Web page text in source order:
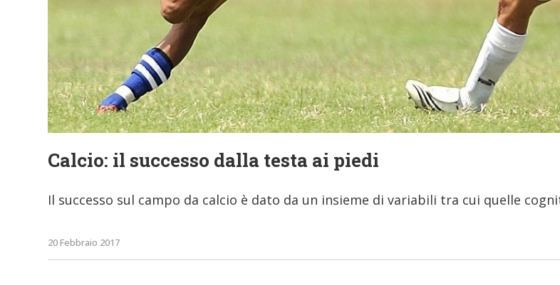
Calcio: il successo dalla testa ai piedi
Il successo sul campo da calcio è dato da un insieme di variabili tra cui quelle
20 Febbraio 2017